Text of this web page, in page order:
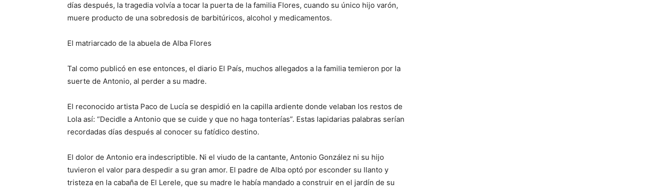
días después, la tragedia volvía a tocar la puerta de la familia Flores, cuando su único hijo varón,
muere producto de una sobredosis de barbitúricos, alcohol y medicamentos.
El matriarcado de la abuela de Alba Flores
Tal como publicó en ese entonces, el diario El País, muchos allegados a la familia temieron por la
suerte de Antonio, al perder a su madre.
El reconocido artista Paco de Lucía se despidió en la capilla ardiente donde velaban los restos de
Lola así: “Decidle a Antonio que se cuide y que no haga tonterías”. Estas lapidarias palabras serían
recordadas días después al conocer su fatídico destino.
El dolor de Antonio era indescriptible. Ni el viudo de la cantante, Antonio González ni su hijo
tuvieron el valor para despedir a su gran amor. El padre de Alba optó por esconder su llanto y
tristeza en la cabaña de El Lerele, que su madre le había mandado a construir en el jardín de su